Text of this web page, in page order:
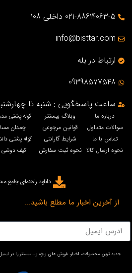
021-88614063-5 داخلی 108
info@bisttar.com
ارتباط در بله
09398577548
ساعت پاسخگویی : شنبه تا چهارشنبه 8:30 تا
درباره ما
سوالات متداول
تماس با ما
نحوه ارسال کالا
وبلاگ بیستتر
قوانین مرجوعی
شرایط گارانتی
نحوه ثبت سفارش
کوله پشتی
چمدان
کوله پشتی
کیف دوشی
دانلود راهنمای جامع
از آخرین اخبار ما مطلع باشید...
جدید ترین محصولات، اخبار، فروش های ویژه و… بیستتر را در